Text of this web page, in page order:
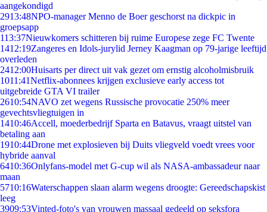
aangekondigd
2913:48NPO-manager Menno de Boer geschorst na dickpic in
groepsapp
113:37Nieuwkomers schitteren bij ruime Europese zege FC Twente
1412:19Zangeres en Idols-jurylid Jerney Kaagman op 79-jarige leeftijd
overleden
2412:00Huisarts per direct uit vak gezet om ernstig alcoholmisbruik
1011:41Netflix-abonnees krijgen exclusieve early access tot
uitgebreide GTA VI trailer
2610:54NAVO zet wegens Russische provocatie 250% meer
gevechtsvliegtuigen in
1410:46Accell, moederbedrijf Sparta en Batavus, vraagt uitstel van
betaling aan
1910:44Drone met explosieven bij Duits vliegveld voedt vrees voor
hybride aanval
6410:36Onlyfans-model met G-cup wil als NASA-ambassadeur naar
maan
5710:16Waterschappen slaan alarm wegens droogte: Gereedschapskist
leeg
3909:53Vinted-foto's van vrouwen massaal gedeeld op seksfora